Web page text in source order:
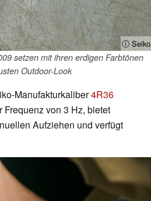
ⓘ Seiko
setzen mit ihren erdigen Farbtönen
Outdoor-Look
Manufakturkaliber4R36
von 3 Hz, bietet
Aufziehen und verfügt